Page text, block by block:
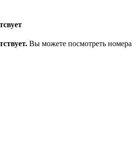
Вы можете посмотреть номера